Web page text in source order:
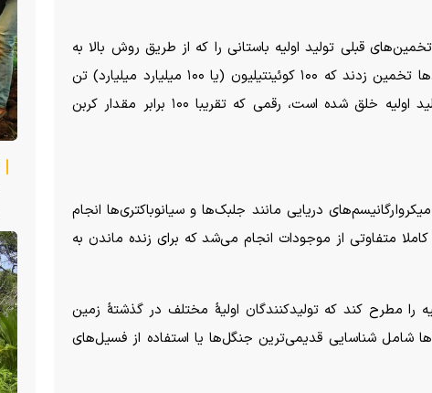
قبلی تولید اولیه باستانی را که از طریق روش بالا به
دست آمده بود را گردآوری کرده‌اند. بر این اساس، آن‌ها تخمین زدند که ۱۰۰ کوئینتیلیون (یا ۱۰۰ میلیارد میلیارد) تن
کربن از زمان پیدایش حیات روی زمین از طریق تولید اولیه خلق شده است، رقمی که تقریبا ۱۰۰ برابر مقدار کربن
دریایی مانند جلبک‌ها و سیانوباکتری‌ها انجام
متفاوتی از موجودات انجام می‌شد که برای زنده ماندن به
را مطرح کند که تولیدکنندگان اولیهٔ مختلف در گذشتهٔ زمین
شامل شناسایی قدیمی‌ترین جنگل‌ها یا استفاده از فسیل‌های